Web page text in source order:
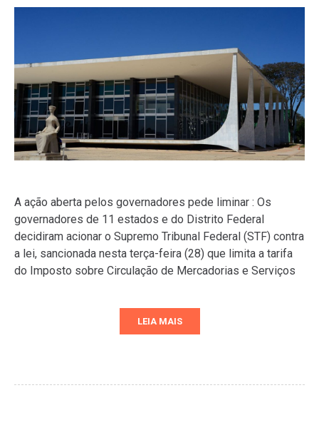
A ação aberta pelos governadores pede liminar : Os
governadores de 11 estados e do Distrito Federal
decidiram acionar o Supremo Tribunal Federal (STF) contra
a lei, sancionada nesta terça-feira (28) que limita a tarifa
do Imposto sobre Circulação de Mercadorias e Serviços
LEIA MAIS